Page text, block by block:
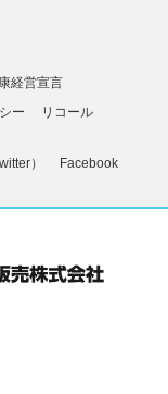
経営宣言
ー リコール
） Facebook